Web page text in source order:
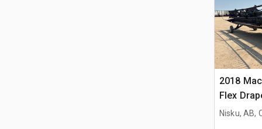
2018
Flex
Nisku, AB,